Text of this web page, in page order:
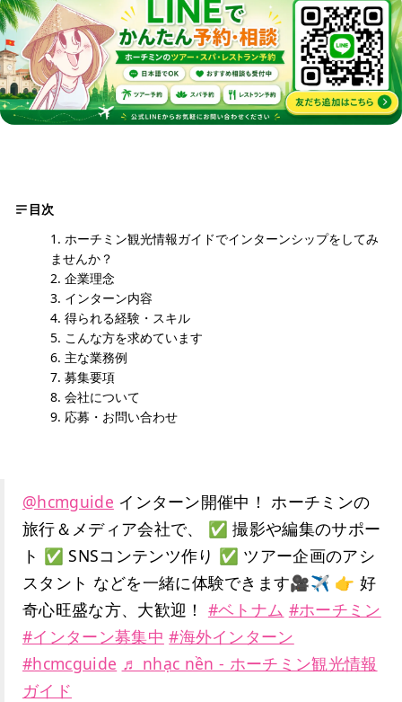
目次
ホーチミン観光情報ガイドでインターンシップをしてみ
ませんか？
企業理念
インターン内容
得られる経験・スキル
こんな方を求めています
主な業務例
募集要項
会社について
応募・お問い合わせ
@hcmguide インターン開催中！ ホーチミンの
旅行＆メディア会社で、 ✅ 撮影や編集のサポー
ト ✅ SNSコンテンツ作り ✅ ツアー企画のアシ
スタント などを一緒に体験できます🎥✈️ 👉 好
奇心旺盛な方、大歓迎！ #ベトナム #ホーチミン
#インターン募集中 #海外インターン
#hcmcguide ♬ nhạc nền - ホーチミン観光情報
ガイド